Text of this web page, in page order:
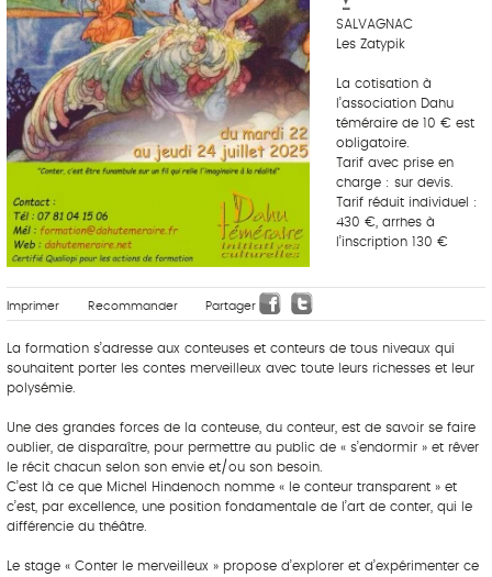
SALVAGNAC
Les Zatypik
La cotisation à
l’association Dahu
téméraire de 10 € est
obligatoire.
Tarif avec prise en
charge : sur devis.
Tarif réduit individuel :
430 €, arrhes à
l’inscription 130 €
Imprimer Recommander Partager
La formation s’adresse aux conteuses et conteurs de tous niveaux qui
souhaitent porter les contes merveilleux avec toute leurs richesses et leur
polysémie.
Une des grandes forces de la conteuse, du conteur, est de savoir se faire
oublier, de disparaître, pour permettre au public de « s’endormir » et rêver
le récit chacun selon son envie et/ou son besoin.
C’est là ce que Michel Hindenoch nomme « le conteur transparent » et
c’est, par excellence, une position fondamentale de l’art de conter, qui le
différencie du théâtre.
Le stage « Conter le merveilleux » propose d’explorer et d’expérimenter ce